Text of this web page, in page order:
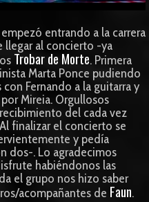
entrando a la carrera
llegar al concierto -ya
Trobar de Morte. Primera
Marta Ponce pudiendo
Fernando a la guitarra y
Mireia. Orgullosos
del cada vez
finalizar el concierto se
y pedía
dos-. Lo agradecimos
habiéndonos las
el grupo nos hizo saber
acompañantes de Faun.